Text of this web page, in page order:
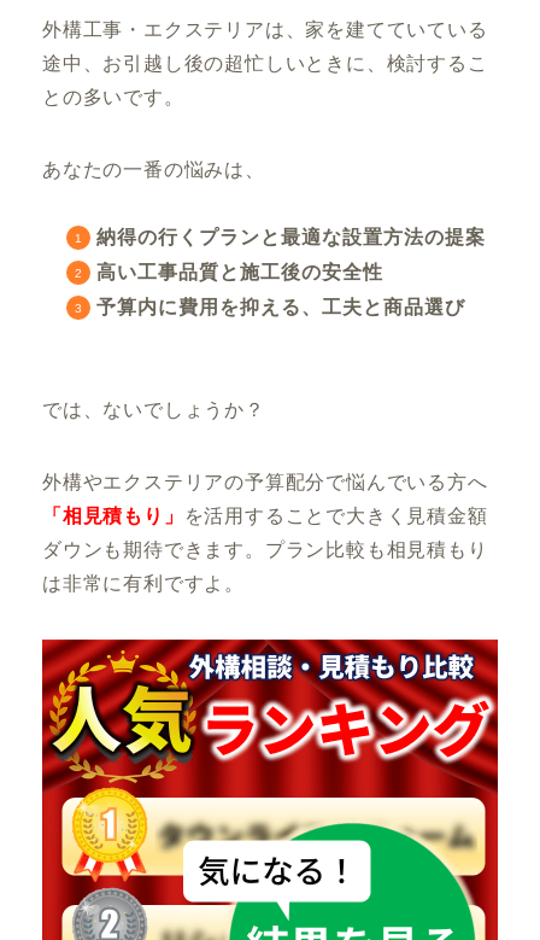
外構工事・エクステリアは、家を建てていている
途中、お引越し後の超忙しいときに、検討するこ
との多いです。
あなたの一番の悩みは、
納得の行くプランと最適な設置方法の提案
高い工事品質と施工後の安全性
予算内に費用を抑える、工夫と商品選び
では、ないでしょうか？
外構やエクステリアの予算配分で悩んでいる方へ
「相見積もり」
を活用することで大きく見積金額
ダウンも期待できます。プラン比較も相見積もり
は非常に有利ですよ。